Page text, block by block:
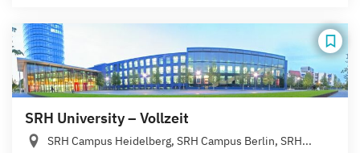
SRH University – Vollzeit
SRH Campus Heidelberg, SRH Campus Berlin, SRH...